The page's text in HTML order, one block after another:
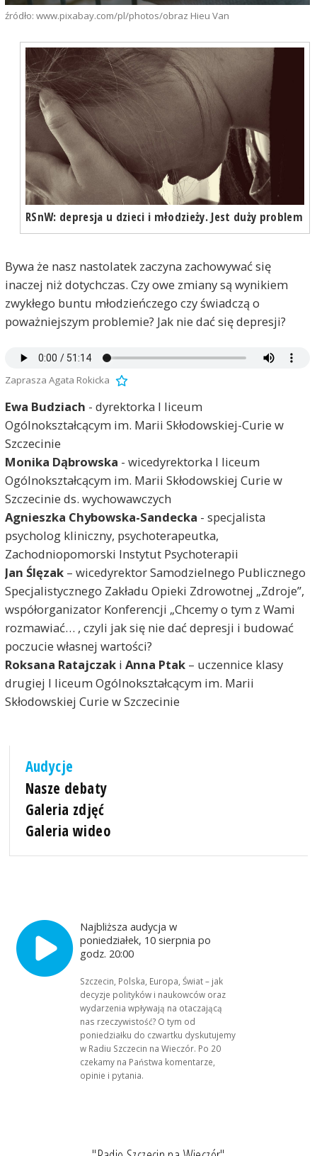
źródło: www.pixabay.com/pl/photos/obraz Hieu Van
RSnW: depresja u dzieci i młodzieży. Jest duży problem
Bywa że nasz nastolatek zaczyna zachowywać się
inaczej niż dotychczas. Czy owe zmiany są wynikiem
zwykłego buntu młodzieńczego czy świadczą o
poważniejszym problemie? Jak nie dać się depresji?
Zaprasza Agata Rokicka
Ewa Budziach - dyrektorka I liceum
Ogólnokształcącym im. Marii Skłodowskiej-Curie w
Szczecinie
Monika Dąbrowska - wicedyrektorka I liceum
Ogólnokształcącym im. Marii Skłodowskiej Curie w
Szczecinie ds. wychowawczych
Agnieszka Chybowska-Sandecka - specjalista
psycholog kliniczny, psychoterapeutka,
Zachodniopomorski Instytut Psychoterapii
Jan Ślęzak– wicedyrektor Samodzielnego Publicznego
Specjalistycznego Zakładu Opieki Zdrowotnej „Zdroje”,
współorganizator Konferencji „Chcemy o tym z Wami
rozmawiać… , czyli jak się nie dać depresji i budować
poczucie własnej wartości?
Roksana Ratajczak i Anna Ptak – uczennice klasy
drugiej I liceum Ogólnokształcącym im. Marii
Skłodowskiej Curie w Szczecinie
Audycje
Nasze debaty
Galeria zdjęć
Galeria wideo
Najbliższa audycja w
poniedziałek, 10 sierpnia po
godz. 20:00
Szczecin, Polska, Europa, Świat – jak
decyzje polityków i naukowców oraz
wydarzenia wpływają na otaczającą
nas rzeczywistość? O tym od
poniedziałku do czwartku dyskutujemy
w Radiu Szczecin na Wieczór. Po 20
czekamy na Państwa komentarze,
opinie i pytania.